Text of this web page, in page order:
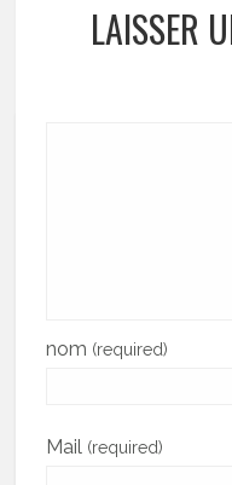
LAISSER
nom (required)
Mail (required)